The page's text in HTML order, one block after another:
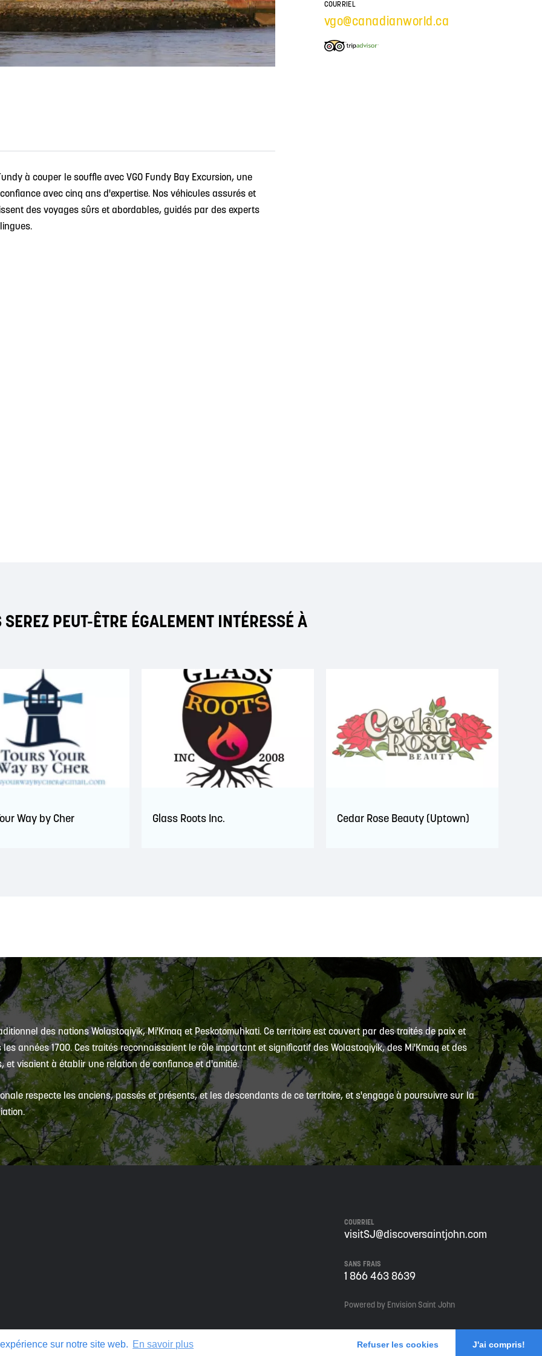
sur notre site web. En savoir plus Refuser les cookies J'ai compris!
à couper le souffle avec VGO Fundy Bay Excursion, une
avec cinq ans d'expertise. Nos véhicules assurés et
des voyages sûrs et abordables, guidés par des experts
COURRIEL
vgo@canadianworld.ca
SEREZ PEUT-ÊTRE ÉGALEMENT INTÉRESSÉ À
Way by Cher Glass Roots Inc. Cedar Rose Beauty (Uptown)
des nations Wolastoqiyik, Mi'Kmaq et Peskotomuhkati. Ce territoire est couvert par des traités de paix et
années 1700. Ces traités reconnaissaient le rôle important et significatif des Wolastoqiyik, des Mi'Kmaq et des
visaient à établir une relation de confiance et d'amitié.
respecte les anciens, passés et présents, et les descendants de ce territoire, et s'engage à poursuivre sur la
COURRIEL
visitSJ@discoversaintjohn.com
SANS FRAIS
1 866 463 8639
Powered by Envision Saint John